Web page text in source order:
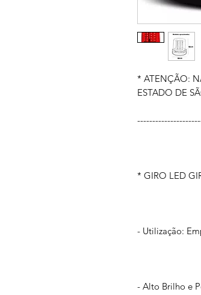
* ATENÇÃO:
ESTADO DE
* GIRO LED
- Utilização:
- Alto Brilho e